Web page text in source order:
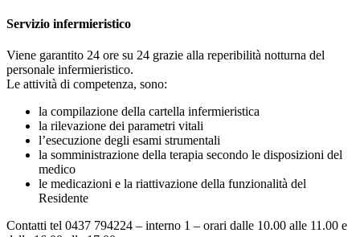
Servizio infermieristico
Viene garantito 24 ore su 24 grazie alla reperibilità notturna del
personale infermieristico.
Le attività di competenza, sono:
la compilazione della cartella infermieristica
la rilevazione dei parametri vitali
l’esecuzione degli esami strumentali
la somministrazione della terapia secondo le disposizioni del
medico
le medicazioni e la riattivazione della funzionalità del
Residente
Contatti tel 0437 794224 – interno 1 – orari dalle 10.00 alle 11.00 e